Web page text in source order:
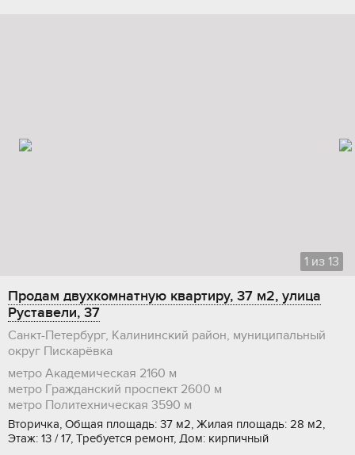
1 из 13
Продам двухкомнатную квартиру, 37 м2, улица
Руставели, 37
Санкт-Петербург, Калининский район, муниципальный
округ Пискарёвка
метро Академическая 2160 м
метро Гражданский проспект 2600 м
метро Политехническая 3590 м
Вторичка, Общая площадь: 37 м2, Жилая площадь: 28 м2,
Этаж: 13 / 17, Требуется ремонт, Дом: кирпичный